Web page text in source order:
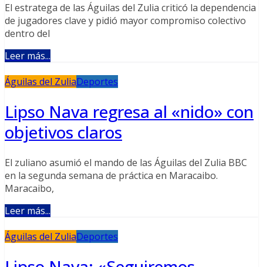
El estratega de las Águilas del Zulia criticó la dependencia
de jugadores clave y pidió mayor compromiso colectivo
dentro del
Leer más...
Águilas del ZuliaDeportes
Lipso Nava regresa al «nido» con
objetivos claros
El zuliano asumió el mando de las Águilas del Zulia BBC
en la segunda semana de práctica en Maracaibo.
Maracaibo,
Leer más...
Águilas del ZuliaDeportes